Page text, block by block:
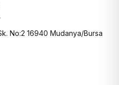
No:2 16940 Mudanya/Bursa